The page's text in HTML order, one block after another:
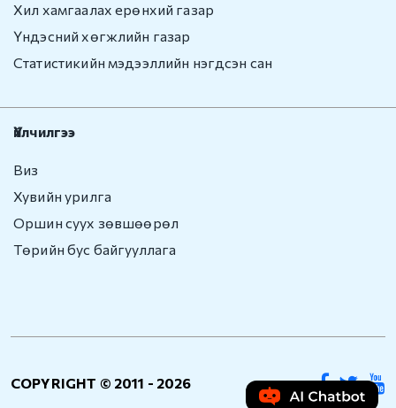
Гадаадын иргэнийг
Монгол Улсаас
гарaхыг сануулах
мэдээлэл
худалдан авах
Хил хамгаалах ерөнхий газар
Үндэсний хөгжлийн газар
Статистикийн мэдээллийн нэгдсэн сан
Үйлчилгээ
Виз
Хувийн урилга
Оршин суух зөвшөөрөл
Төрийн бус байгууллага
COPYRIGHT © 2011 - 2026